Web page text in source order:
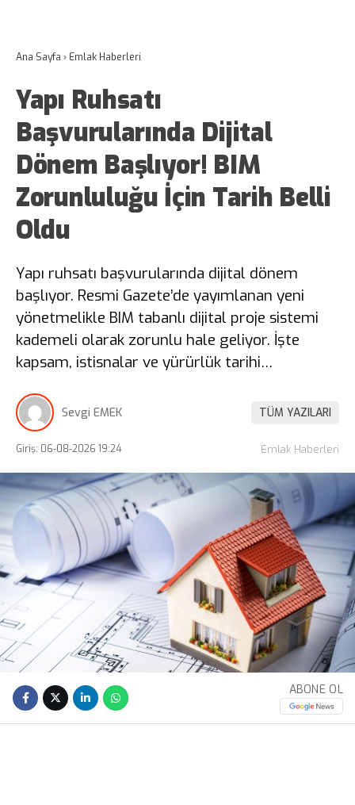
Ana Sayfa › Emlak Haberleri
Yapı Ruhsatı
Başvurularında Dijital
Dönem Başlıyor! BIM
Zorunluluğu İçin Tarih Belli
Oldu
Yapı ruhsatı başvurularında dijital dönem
başlıyor. Resmi Gazete’de yayımlanan yeni
yönetmelikle BIM tabanlı dijital proje sistemi
kademeli olarak zorunlu hale geliyor. İşte
kapsam, istisnalar ve yürürlük tarihi…
Sevgi EMEK TÜM YAZILARI
Giriş: 06-08-2026 19:24 Emlak Haberleri
ABONE OL